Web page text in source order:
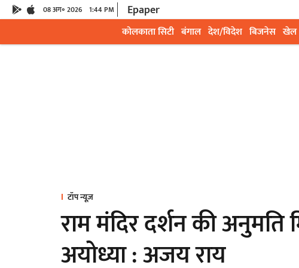
08 अग॰ 2026 1:44 PM Epaper
कोलकाता सिटी बंगाल देश/विदेश बिजनेस खेल
टॉप न्यूज़
राम मंदिर दर्शन की
अयोध्या : अजय राय